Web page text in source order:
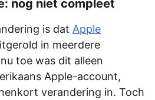
nog niet compleet
is dat Apple
in meerdere
toe was dit alleen
Apple-account,
verandering in. Toch